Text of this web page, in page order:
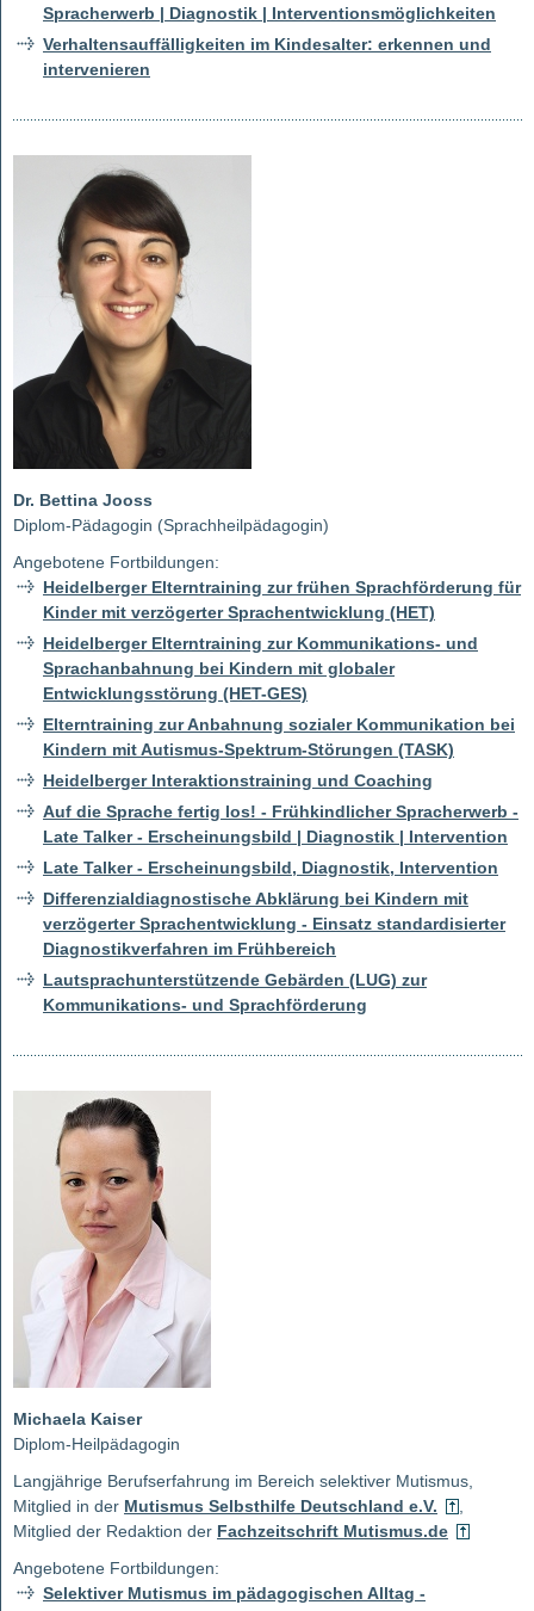
Spracherwerb | Diagnostik | Interventionsmöglichkeiten
Verhaltensauffälligkeiten im Kindesalter: erkennen und
intervenieren
Dr. Bettina Jooss
Diplom-Pädagogin (Sprachheilpädagogin)
Angebotene Fortbildungen:
Heidelberger Elterntraining zur frühen Sprachförderung für
Kinder mit verzögerter Sprachentwicklung (HET)
Heidelberger Elterntraining zur Kommunikations- und
Sprachanbahnung bei Kindern mit globaler
Entwicklungsstörung (HET-GES)
Elterntraining zur Anbahnung sozialer Kommunikation bei
Kindern mit Autismus-Spektrum-Störungen (TASK)
Heidelberger Interaktionstraining und Coaching
Auf die Sprache fertig los! - Frühkindlicher Spracherwerb -
Late Talker - Erscheinungsbild | Diagnostik | Intervention
Late Talker - Erscheinungsbild, Diagnostik, Intervention
Differenzialdiagnostische Abklärung bei Kindern mit
verzögerter Sprachentwicklung - Einsatz standardisierter
Diagnostikverfahren im Frühbereich
Lautsprachunterstützende Gebärden (LUG) zur
Kommunikations- und Sprachförderung
Michaela Kaiser
Diplom-Heilpädagogin
Langjährige Berufserfahrung im Bereich selektiver Mutismus,
Mitglied in der Mutismus Selbsthilfe Deutschland e.V.
Mitglied der Redaktion der Fachzeitschrift Mutismus.de
Angebotene Fortbildungen:
Selektiver Mutismus im pädagogischen Alltag -